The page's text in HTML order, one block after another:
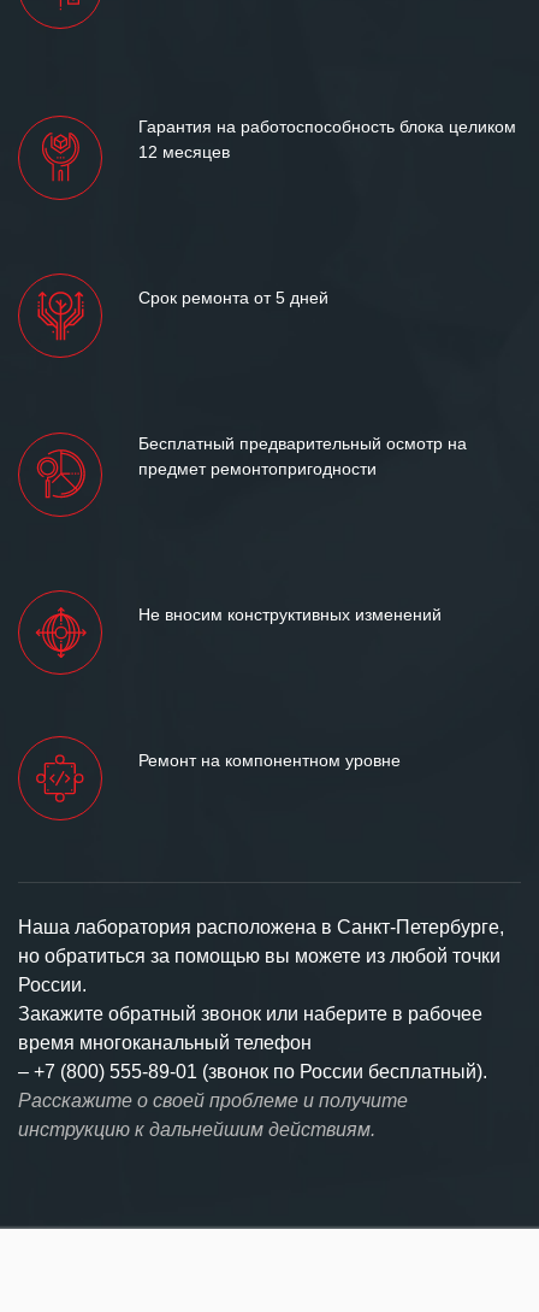
Гарантия на работоспособность блока целиком
12 месяцев
Срок ремонта от 5 дней
Бесплатный предварительный осмотр на
предмет ремонтопригодности
Не вносим конструктивных изменений
Ремонт на компонентном уровне
Наша лаборатория расположена в Санкт-Петербурге,
но обратиться за помощью вы можете из любой точки
России.
Закажите обратный звонок или наберите в рабочее
время многоканальный телефон
– +7 (800) 555-89-01 (звонок по России бесплатный).
Расскажите о своей проблеме и получите
инструкцию к дальнейшим действиям.